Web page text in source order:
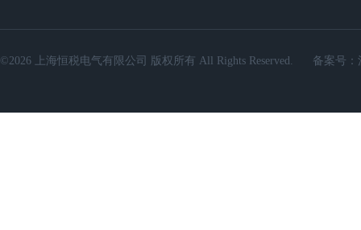
©2026 上海恒税电气有限公司 版权所有 All Rights Reserved. 备案号：